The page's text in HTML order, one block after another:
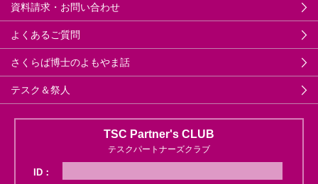
資料請求・お問い合わせ
よくあるご質問
さくらば博士のよもやま話
テスク＆祭人
TSC Partner's CLUB
テスクパートナーズクラブ
ID：